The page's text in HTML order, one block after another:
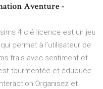
Aventure -
4 clé licence est un jeu
permet à l’utilisateur de
frais avec sentiment et
tourmentée et éduquée
et